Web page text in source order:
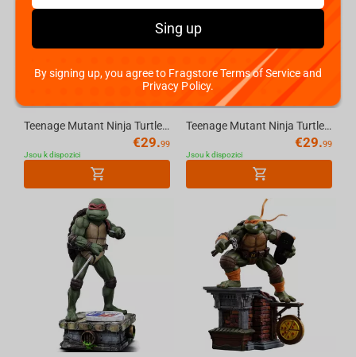
Teenage Mutant Ninja Turtles (P. Punchers) Foot Soldier 5in Action Figure with Comic ...
€29.99
Jsou k dispozici
Teenage Mutant Ninja Turtles (P. Punchers) Leonardo 5in Action Figure with Comic McFa...
€29.99
Jsou k dispozici
Sing up
By signing up, you agree to Fragstore Terms of Service and
Privacy Policy.